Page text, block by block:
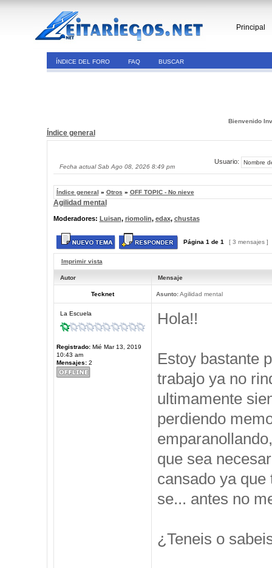
Principal
ÍNDICE DEL FORO FAQ BUSCAR
Bienvenido
Índice general
Fecha actual Sab Ago 08, 2026 8:49 pm
Usuario:
Índice general » Otros » OFF TOPIC - No nieve
Agilidad mental
Moderadores: Luisan, riomolin, edax, chustas
Página 1 de 1 [ 3 mensajes ]
Imprimir vista
Autor Mensaje
Tecknet Asunto:Agilidad mental
La Escuela
Registrado:Mié Mar 13, 2019
10:43 am
Mensajes:2
Hola!!
Estoy bastante
trabajo ya no
ultimamente
perdiendo
que sea
cansado ya
se... antes no
¿Teneis o